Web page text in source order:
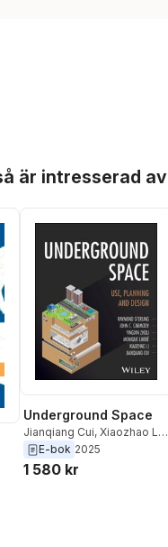
är intresserad av
Underground Space
Jianqiang Cui, Xiaozhao Li ,
Monique Labb
Zhou,John Carmody
E-bok 2025
1 580 kr